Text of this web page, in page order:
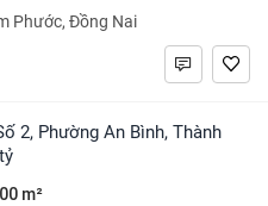
Phước, Đồng Nai
m²